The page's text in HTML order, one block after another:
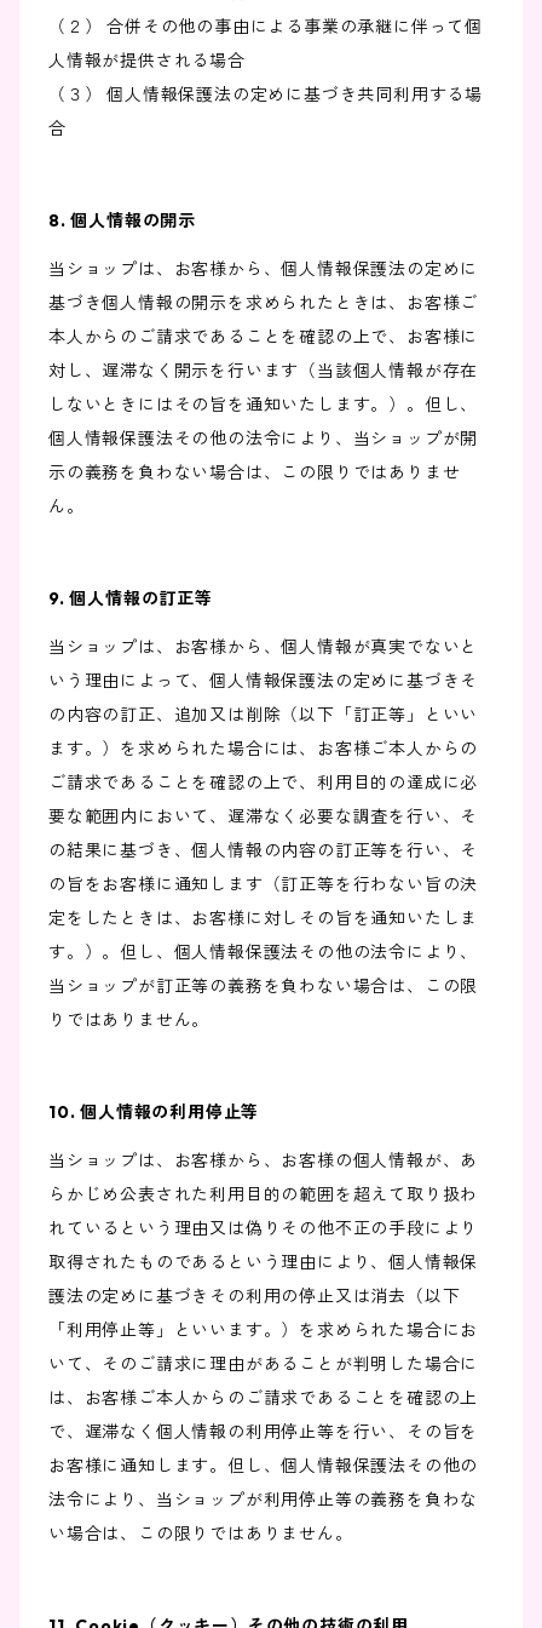
（２） 合併その他の事由による事業の承継に伴って個
人情報が提供される場合
（３） 個人情報保護法の定めに基づき共同利用する場
合
8. 個人情報の開示
当ショップは、お客様から、個人情報保護法の定めに
基づき個人情報の開示を求められたときは、お客様ご
本人からのご請求であることを確認の上で、お客様に
対し、遅滞なく開示を行います（当該個人情報が存在
しないときにはその旨を通知いたします。）。但し、
個人情報保護法その他の法令により、当ショップが開
示の義務を負わない場合は、この限りではありませ
ん。
9. 個人情報の訂正等
当ショップは、お客様から、個人情報が真実でないと
いう理由によって、個人情報保護法の定めに基づきそ
の内容の訂正、追加又は削除（以下「訂正等」といい
ます。）を求められた場合には、お客様ご本人からの
ご請求であることを確認の上で、利用目的の達成に必
要な範囲内において、遅滞なく必要な調査を行い、そ
の結果に基づき、個人情報の内容の訂正等を行い、そ
の旨をお客様に通知します（訂正等を行わない旨の決
定をしたときは、お客様に対しその旨を通知いたしま
す。）。但し、個人情報保護法その他の法令により、
当ショップが訂正等の義務を負わない場合は、この限
りではありません。
10. 個人情報の利用停止等
当ショップは、お客様から、お客様の個人情報が、あ
らかじめ公表された利用目的の範囲を超えて取り扱わ
れているという理由又は偽りその他不正の手段により
取得されたものであるという理由により、個人情報保
護法の定めに基づきその利用の停止又は消去（以下
「利用停止等」といいます。）を求められた場合にお
いて、そのご請求に理由があることが判明した場合に
は、お客様ご本人からのご請求であることを確認の上
で、遅滞なく個人情報の利用停止等を行い、その旨を
お客様に通知します。但し、個人情報保護法その他の
法令により、当ショップが利用停止等の義務を負わな
い場合は、この限りではありません。